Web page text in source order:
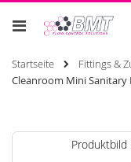
Startseite Fittings &
Cleanroom Mini Sanitary
Zum
Produktbild